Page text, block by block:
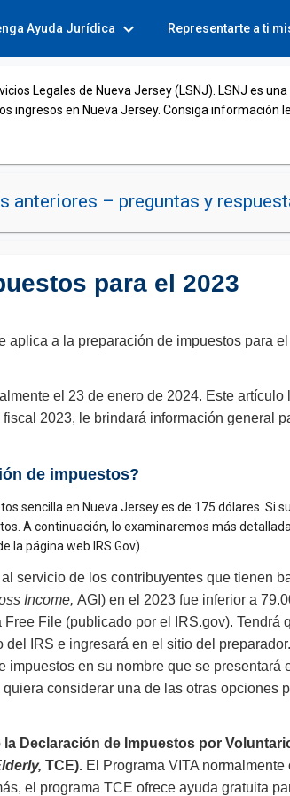
Ayuda Jurídica expand_more Representarte a ti
Legales de Nueva Jersey (LSNJ). LSNJ es
ingresos en Nueva Jersey. Consiga información
anteriores – preguntas y
para el 2023
aplica a la preparación de impuestos para
el 23 de enero de 2024. Este
2023, le brindará información general
de impuestos?
sencilla en Nueva Jersey es de 175 dólares.
A continuación, lo examinaremos más
la página web IRS.Gov).
servicio de los contribuyentes que tienen
Income, AGI) en el 2023 fue inferior a
Free File (publicado por el IRS.gov). Tendrá
IRS e ingresará en el sitio del
impuestos en su nombre que se
considerar una de las otras
Declaración de Impuestos por
TCE). El Programa VITA
el programa TCE ofrece ayuda gratuita